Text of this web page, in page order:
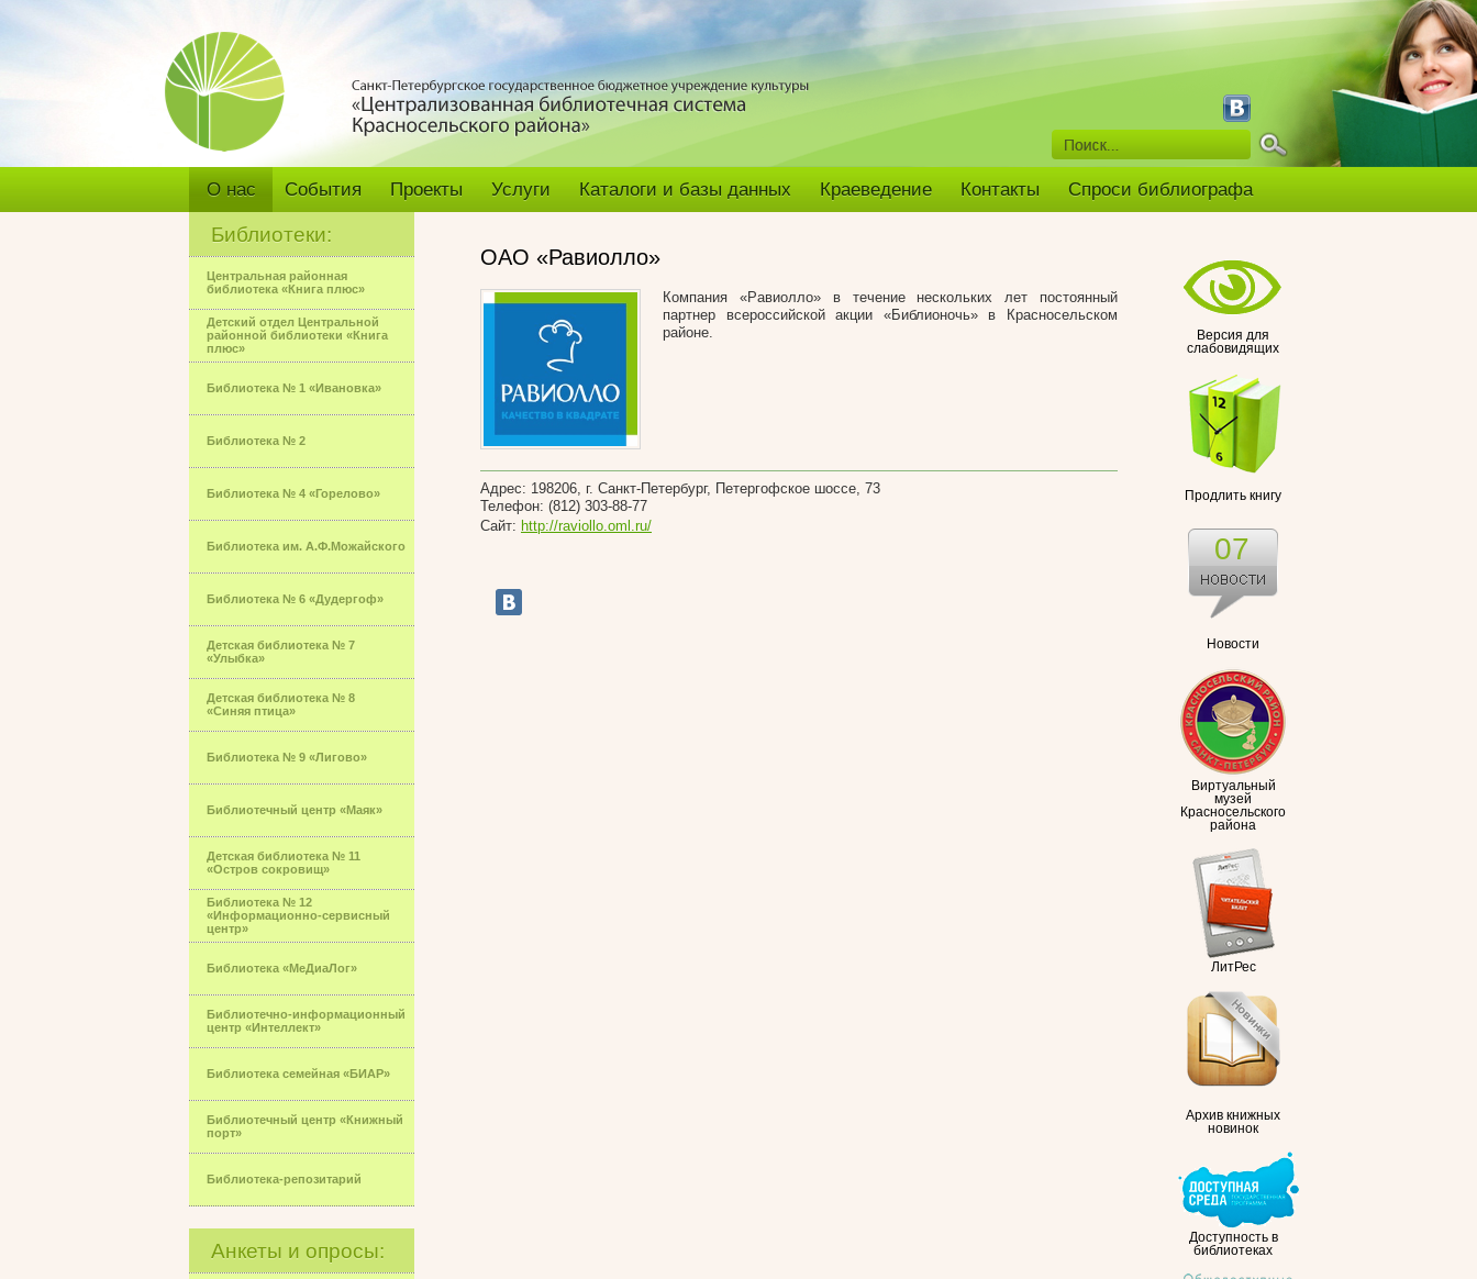
О нас События Проекты Услуги Каталоги и базы данных Краеведение Контакты Спроси библиографа
Библиотеки:
Центральная районная
библиотека «Книга плюс»
Детский отдел Центральной
районной библиотеки «Книга
плюс»
Библиотека № 1 «Ивановка»
Библиотека № 2
Библиотека № 4 «Горелово»
Библиотека им. А.Ф.Можайского
Библиотека № 6 «Дудергоф»
Детская библиотека № 7
«Улыбка»
Детская библиотека № 8
«Синяя птица»
Библиотека № 9 «Лигово»
Библиотечный центр «Маяк»
Детская библиотека № 11
«Остров сокровищ»
Библиотека № 12
«Информационно-сервисный
центр»
Библиотека «МеДиаЛог»
Библиотечно-информационный
центр «Интеллект»
Библиотека семейная «БИАР»
Библиотечный центр «Книжный
порт»
Библиотека-репозитарий
Анкеты и опросы:
Версия для
слабовидящих
Продлить книгу
Новости
07
Виртуальный
музей
Красносельского
района
ЛитРес
Архив книжных
новинок
Доступность в
библиотеках
ОАО «Равиолло»
Компания «Равиолло» в течение нескольких лет постоянный
партнер всероссийской акции «Библионочь» в Красносельском
районе.
Адрес: 198206, г. Санкт-Петербург, Петергофское шоссе, 73
Телефон: (812) 303-88-77
Сайт: http://raviollo.oml.ru/